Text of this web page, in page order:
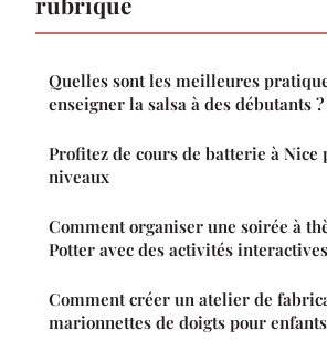
Quelles sont les meilleures
enseigner la salsa à des débutants ?
Profitez de cours de batterie à Nice
niveaux
Comment organiser une soirée à
Potter avec des activités
Comment créer un atelier de
marionnettes de doigts pour